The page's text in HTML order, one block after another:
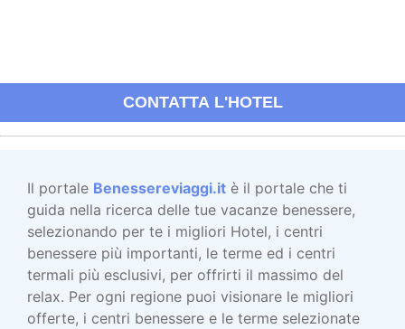
CONTATTA L'HOTEL
Il portale Benessereviaggi.it è il portale che ti
guida nella ricerca delle tue vacanze benessere,
selezionando per te i migliori Hotel, i centri
benessere più importanti, le terme ed i centri
termali più esclusivi, per offrirti il massimo del
relax. Per ogni regione puoi visionare le migliori
offerte, i centri benessere e le terme selezionate